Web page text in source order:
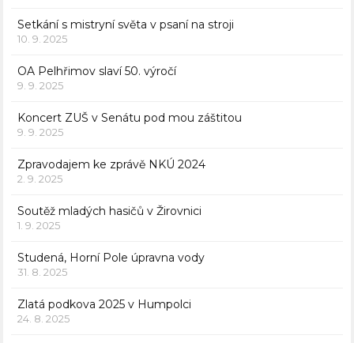
Setkání s mistryní světa v psaní na stroji
10. 9. 2025
OA Pelhřimov slaví 50. výročí
9. 9. 2025
Koncert ZUŠ v Senátu pod mou záštitou
9. 9. 2025
Zpravodajem ke zprávě NKÚ 2024
2. 9. 2025
Soutěž mladých hasičů v Žirovnici
1. 9. 2025
Studená, Horní Pole úpravna vody
31. 8. 2025
Zlatá podkova 2025 v Humpolci
24. 8. 2025